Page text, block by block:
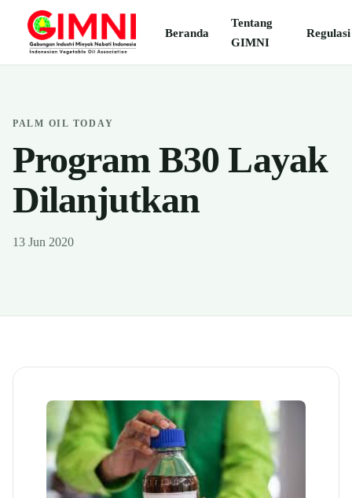
Beranda
Tentang
GIMNI
Regulasi
PALM OIL TODAY
Program B30 Layak
Dilanjutkan
13 Jun 2020